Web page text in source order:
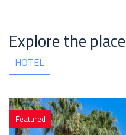
Explore the place
HOTEL
Featured